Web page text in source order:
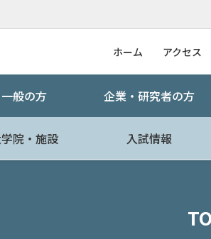
ホーム アクセス
般の方 企業・研究者の方
院・施設 入試情報